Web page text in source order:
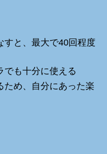
すと、最大で40回程度
でも十分に使える
ため、自分にあった楽